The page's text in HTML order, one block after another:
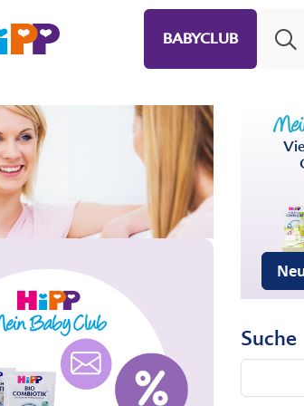
BABYCLUB
Suche